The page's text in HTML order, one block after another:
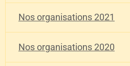
Nos organisations 2021
Nos organisations 2020